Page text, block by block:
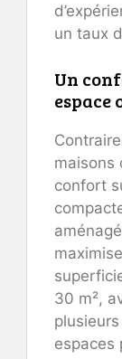
un taux
Un
espace
maisons
confort
30 m²,
espaces